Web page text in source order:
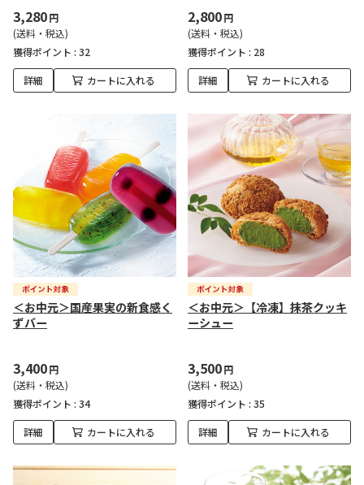
3,280円
(送料・税込)
獲得ポイント : 32
詳細 カートに入れる
2,800円
(送料・税込)
獲得ポイント : 28
詳細 カートに入れる
＜お中元＞国産果実の新食感く
ずバー
3,400円
(送料・税込)
獲得ポイント : 34
詳細 カートに入れる
＜お中元＞【冷凍】抹茶クッキ
ーシュー
3,500円
(送料・税込)
獲得ポイント : 35
詳細 カートに入れる